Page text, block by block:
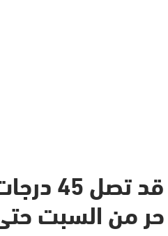
قد تصل
حر من السبت